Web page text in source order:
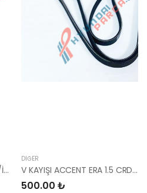
SUBAP LASTİĞİ İ30/İ20/BLUE/İ40/ BENZİNLİ (EMME) 22224-2B011-YS
DIĞER
V KAYIŞI ACCENT ERA 1.5 CRDİ - 5PK1805 25212-2A120-YS
500.00 ₺